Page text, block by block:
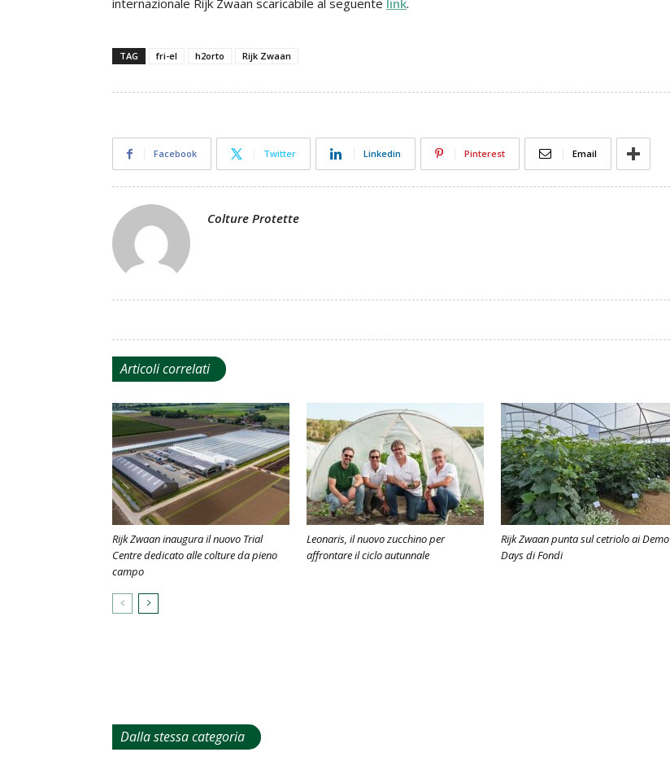
internazionale Rijk Zwaan scaricabile al seguente link.
TAG fri-el h2orto Rijk Zwaan
Facebook Twitter Linkedin Pinterest Email
Colture Protette
Articoli correlati
Rijk Zwaan inaugura il nuovo Trial
Centre dedicato alle colture da pieno
campo
Leonaris, il nuovo zucchino per
affrontare il ciclo autunnale
Rijk Zwaan punta sul cetriolo ai Demo
Days di Fondi
Dalla stessa categoria